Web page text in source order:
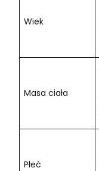
Wiek
Masa ciała
Płeć